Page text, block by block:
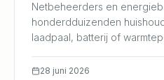
Netbeheerders en
honderdduizenden
laadpaal, batterij of
ERE-opbrengst • je kunt
28 juni 2026